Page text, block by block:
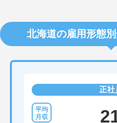
北海道の雇用形態
正社